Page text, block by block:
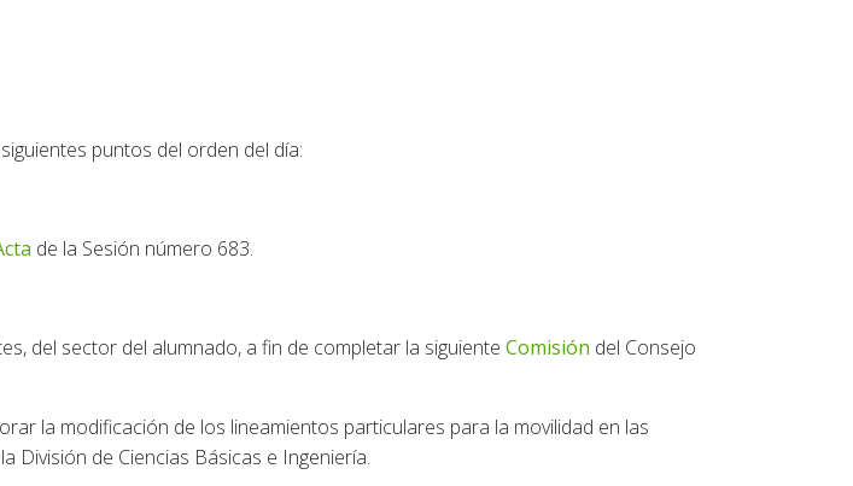
puntos del orden del día:
de la Sesión número 683.
del sector del alumnado, a fin de completar la siguiente Comisión del Consejo
la modificación de los lineamientos particulares para la movilidad en las
División de Ciencias Básicas e Ingeniería.